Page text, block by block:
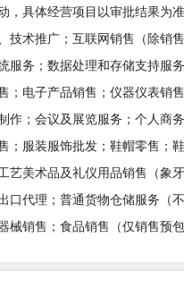
，具体经营项目以审批结果为
技术推广；互联网销售（除销
服务；数据处理和存储支持服
；电子产品销售；仪器仪表销
作；会议及展览服务；个人商
；服装服饰批发；鞋帽零售；
艺美术品及礼仪用品销售（象
口代理；普通货物仓储服务（
械销售；食品销售（仅销售预